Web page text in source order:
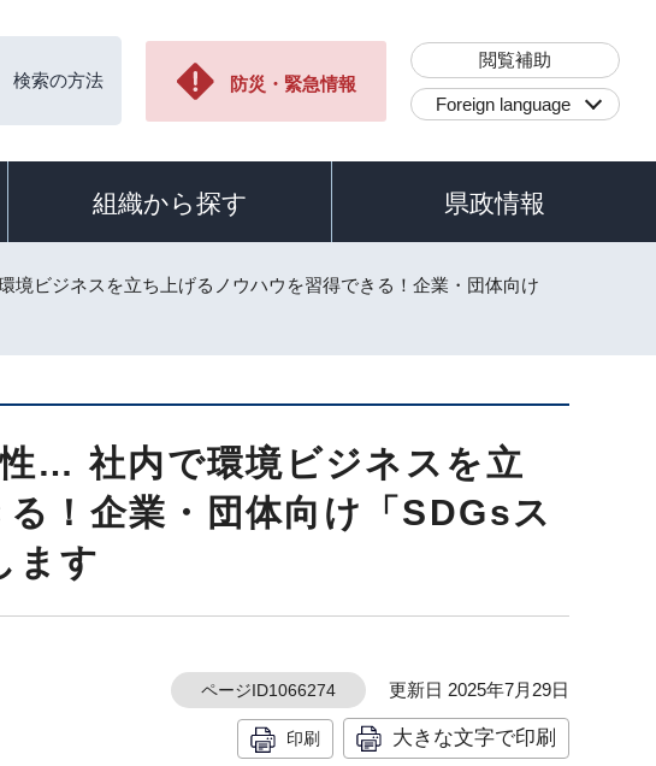
検索の方法 防災・緊急情報
閲覧補助
Foreign language
組織から探す 県政情報
ビジネスを立ち上げるノウハウを習得できる！企業・団体向け
… 社内で環境ビジネスを立
！企業・団体向け「SDGsス
ます
ページID1066274 更新日 2025年7月29日
印刷 大きな文字で印刷